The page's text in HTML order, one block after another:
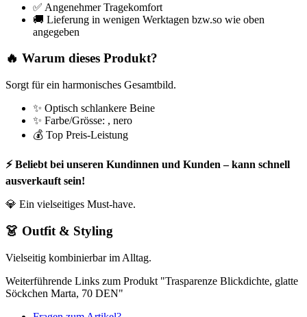
✅ Angenehmer Tragekomfort
🚚 Lieferung in wenigen Werktagen bzw.so wie oben
angegeben
🔥 Warum dieses Produkt?
Sorgt für ein harmonisches Gesamtbild.
✨ Optisch schlankere Beine
✨ Farbe/Grösse: , nero
💰 Top Preis-Leistung
⚡ Beliebt bei unseren Kundinnen und Kunden – kann schnell
ausverkauft sein!
💎 Ein vielseitiges Must-have.
👗 Outfit & Styling
Vielseitig kombinierbar im Alltag.
Weiterführende Links zum Produkt "Trasparenze Blickdichte, glatte
Söckchen Marta, 70 DEN"